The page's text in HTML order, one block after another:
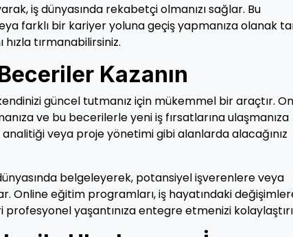
iş dünyasında rekabetçi olmanızı sağlar. Bu
farklı bir kariyer yoluna geçiş yapmanıza olanak
tırmanabilirsiniz.
Kazanın
güncel tutmanız için mükemmel bir araçtır.
ve bu becerilerle yeni iş fırsatlarına ulaşmanıza
veya proje yönetimi gibi alanlarda alacağınız
belgeleyerek, potansiyel işverenlere veya
Online eğitim programları, iş hayatındaki
profesyonel yaşantınıza entegre etmenizi